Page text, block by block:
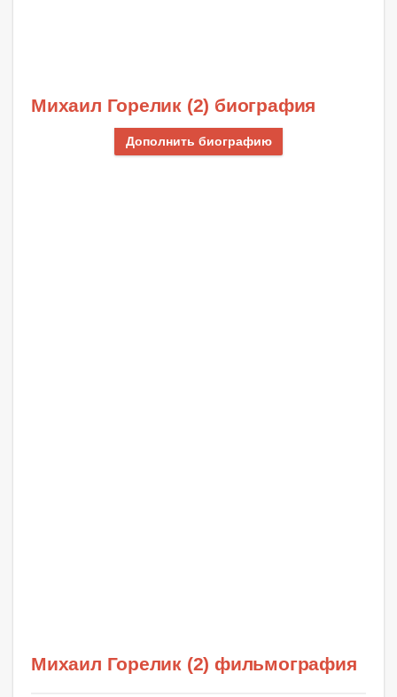
Михаил Горелик (2) биография
Дополнить биографию
Михаил Горелик (2) фильмография